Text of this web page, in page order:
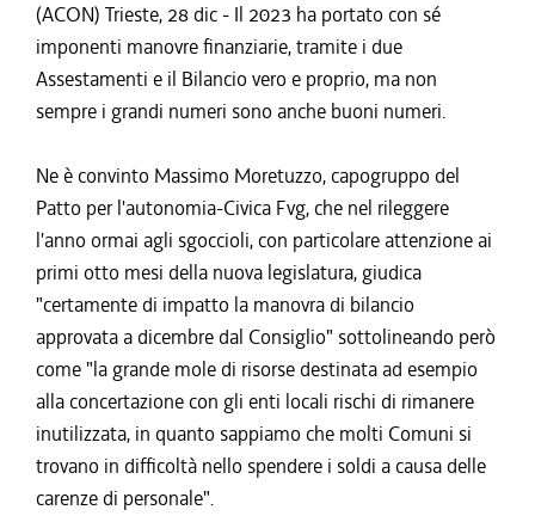
(ACON) Trieste, 28 dic - Il 2023 ha portato con sé
imponenti manovre finanziarie, tramite i due
Assestamenti e il Bilancio vero e proprio, ma non
sempre i grandi numeri sono anche buoni numeri.
Ne è convinto Massimo Moretuzzo, capogruppo del
Patto per l'autonomia-Civica Fvg, che nel rileggere
l'anno ormai agli sgoccioli, con particolare attenzione ai
primi otto mesi della nuova legislatura, giudica
"certamente di impatto la manovra di bilancio
approvata a dicembre dal Consiglio" sottolineando però
come "la grande mole di risorse destinata ad esempio
alla concertazione con gli enti locali rischi di rimanere
inutilizzata, in quanto sappiamo che molti Comuni si
trovano in difficoltà nello spendere i soldi a causa delle
carenze di personale".